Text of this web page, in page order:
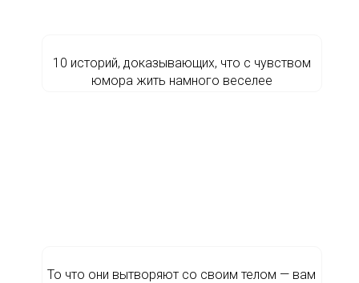
10 историй, доказывающих, что с чувством
юмора жить намного веселее
То что они вытворяют со своим телом — вам